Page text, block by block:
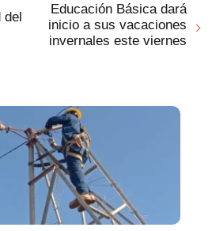
del
Educación Básica dará
inicio a sus vacaciones
invernales este viernes